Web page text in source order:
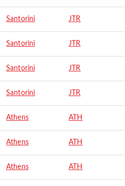
Santorini JTR
Santorini JTR
Santorini JTR
Santorini JTR
Athens ATH
Athens ATH
Athens ATH